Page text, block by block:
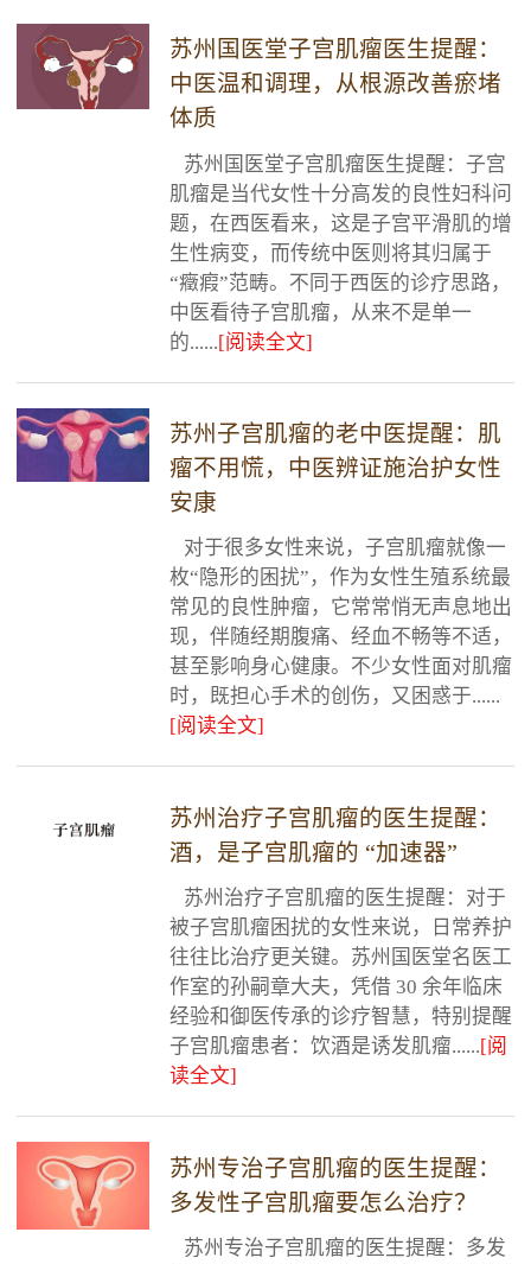
苏州国医堂子宫肌瘤医生提醒：
中医温和调理，从根源改善瘀堵
体质
苏州国医堂子宫肌瘤医生提醒：子宫
肌瘤是当代女性十分高发的良性妇科问
题，在西医看来，这是子宫平滑肌的增
生性病变，而传统中医则将其归属于
“癥瘕”范畴。不同于西医的诊疗思路，
中医看待子宫肌瘤，从来不是单一
的......[阅读全文]
苏州子宫肌瘤的老中医提醒：肌
瘤不用慌，中医辨证施治护女性
安康
对于很多女性来说，子宫肌瘤就像一
枚“隐形的困扰”，作为女性生殖系统最
常见的良性肿瘤，它常常悄无声息地出
现，伴随经期腹痛、经血不畅等不适，
甚至影响身心健康。不少女性面对肌瘤
时，既担心手术的创伤，又困惑于......
[阅读全文]
苏州治疗子宫肌瘤的医生提醒：
酒，是子宫肌瘤的 “加速器”
苏州治疗子宫肌瘤的医生提醒：对于
被子宫肌瘤困扰的女性来说，日常养护
往往比治疗更关键。苏州国医堂名医工
作室的孙嗣章大夫，凭借 30 余年临床
经验和御医传承的诊疗智慧，特别提醒
子宫肌瘤患者：饮酒是诱发肌瘤......[阅
读全文]
苏州专治子宫肌瘤的医生提醒：
多发性子宫肌瘤要怎么治疗？
苏州专治子宫肌瘤的医生提醒：多发